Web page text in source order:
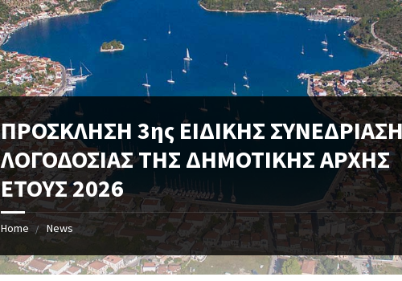
ΠΡΟΣΚΛΗΣΗ 3ης ΕΙΔΙΚΗΣ
ΛΟΓΟΔΟΣΙΑΣ ΤΗΣ ΔΗΜΟΤΙΚΗΣ ΑΡΧΗΣ
ΕΤΟΥΣ 2026
Home News